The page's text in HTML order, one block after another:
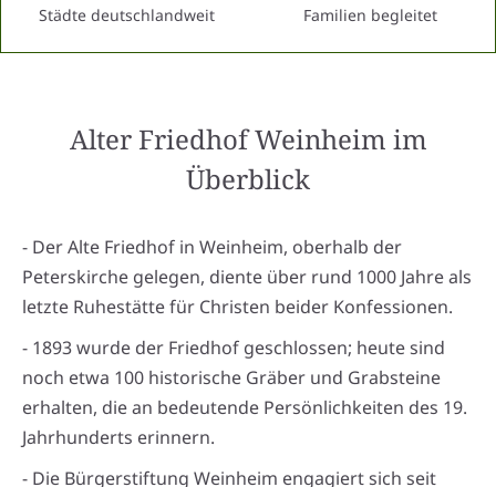
Städte deutschlandweit Familien begleitet
Alter Friedhof Weinheim im
Überblick
- Der Alte Friedhof in Weinheim, oberhalb der
Peterskirche gelegen, diente über rund 1000 Jahre als
letzte Ruhestätte für Christen beider Konfessionen.
- 1893 wurde der Friedhof geschlossen; heute sind
noch etwa 100 historische Gräber und Grabsteine
erhalten, die an bedeutende Persönlichkeiten des 19.
Jahrhunderts erinnern.
- Die Bürgerstiftung Weinheim engagiert sich seit